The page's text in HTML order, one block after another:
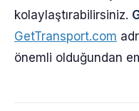
kolaylaştırabilirsiniz.
GetTransport.com
önemli olduğundan